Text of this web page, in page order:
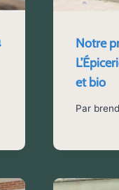
Notre
et bio
Par